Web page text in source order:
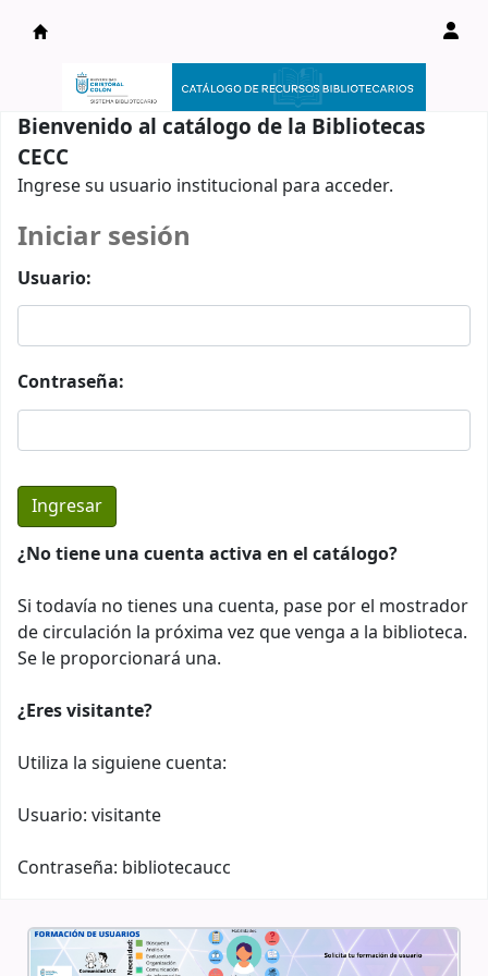
Catálogo en línea
Bienvenido al catálogo de la Bibliotecas
CECC
Ingrese su usuario institucional para acceder.
Iniciar sesión
Usuario:
Contraseña:
¿No tiene una cuenta activa en el catálogo?
Si todavía no tienes una cuenta, pase por el mostrador
de circulación la próxima vez que venga a la biblioteca.
Se le proporcionará una.
¿Eres visitante?
Utiliza la siguiene cuenta:
Usuario: visitante
Contraseña: bibliotecaucc